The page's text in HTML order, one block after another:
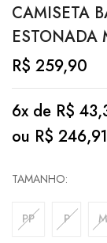
CAMISETA
ESTONADA
R$ 259,90
6x de R$
ou R$ 246,91
TAMANHO
PP P M